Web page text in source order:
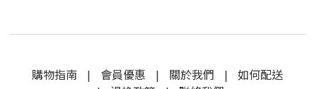
購物指南| 會員優惠 | 關於我們 | 如何配送